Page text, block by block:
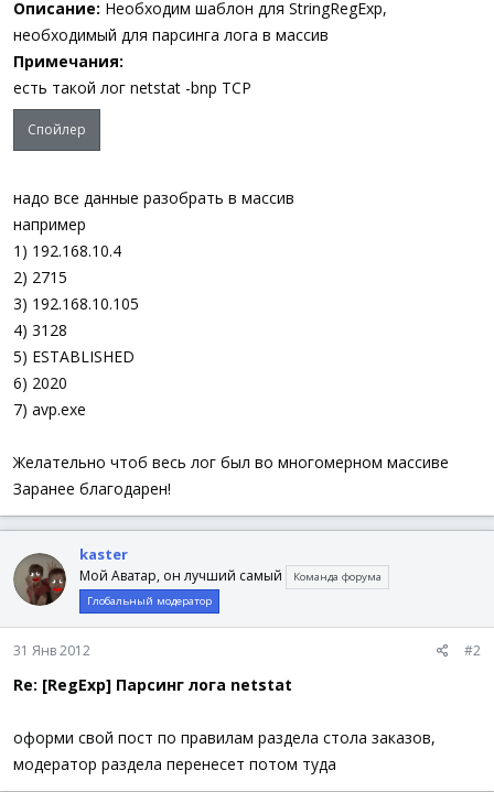
Описание: Необходим шаблон для StringRegExp,
необходимый для парсинга лога в массив
Примечания:
есть такой лог netstat -bnp TCP
Спойлер
надо все данные разобрать в массив
например
1) 192.168.10.4
2) 2715
3) 192.168.10.105
4) 3128
5) ESTABLISHED
6) 2020
7) avp.exe
Желательно чтоб весь лог был во многомерном массиве
Заранее благодарен!
kaster
Мой Аватар, он лучший самый
Команда форума
Глобальный модератор
31 Янв 2012 #2
Re: [RegExp] Парсинг лога netstat
оформи свой пост по правилам раздела стола заказов,
модератор раздела перенесет потом туда